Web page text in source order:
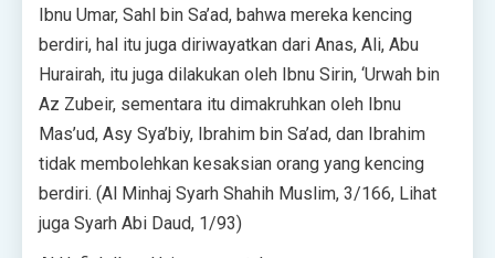
Ibnu Umar, Sahl bin Sa’ad, bahwa mereka kencing
berdiri, hal itu juga diriwayatkan dari Anas, Ali, Abu
Hurairah, itu juga dilakukan oleh Ibnu Sirin, ‘Urwah bin
Az Zubeir, sementara itu dimakruhkan oleh Ibnu
Mas’ud, Asy Sya’biy, Ibrahim bin Sa’ad, dan Ibrahim
tidak membolehkan kesaksian orang yang kencing
berdiri. (Al Minhaj Syarh Shahih Muslim, 3/166, Lihat
juga Syarh Abi Daud, 1/93)